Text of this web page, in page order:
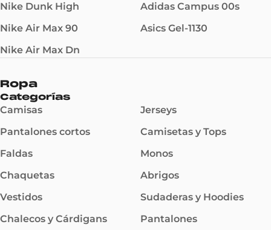
Nike Dunk High
Nike Air Max 90
Nike Air Max Dn
Adidas Campus 00s
Asics Gel-1130
Ropa
Categorías
Camisas
Pantalones cortos
Faldas
Chaquetas
Vestidos
Chalecos y Cárdigans
Jerseys
Camisetas y Tops
Monos
Abrigos
Sudaderas y Hoodies
Pantalones